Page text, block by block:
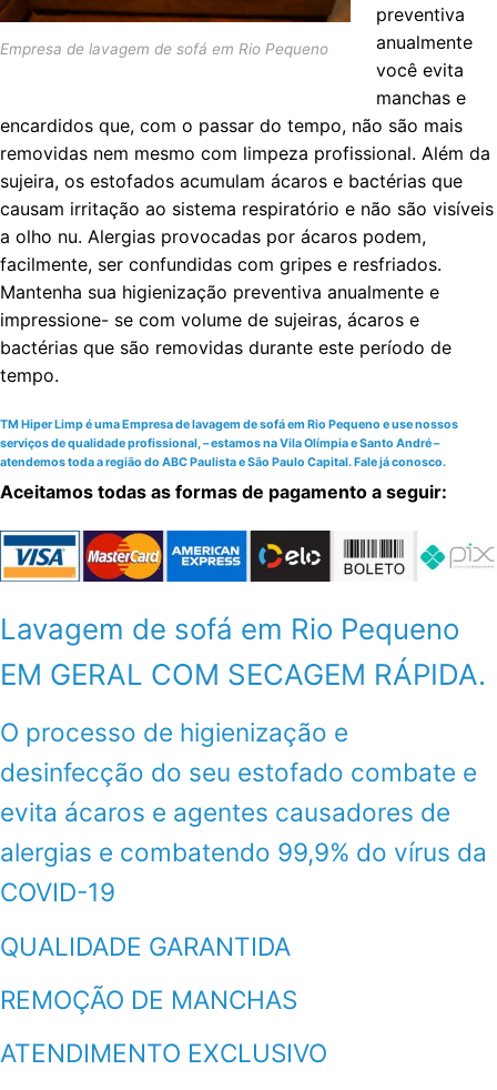
Empresa de lavagem de sofá em Rio Pequeno
preventiva
anualmente
você evita
manchas e
encardidos que, com o passar do tempo, não são mais
removidas nem mesmo com limpeza profissional. Além da
sujeira, os estofados acumulam ácaros e bactérias que
causam irritação ao sistema respiratório e não são visíveis
a olho nu. Alergias provocadas por ácaros podem,
facilmente, ser confundidas com gripes e resfriados.
Mantenha sua higienização preventiva anualmente e
impressione- se com volume de sujeiras, ácaros e
bactérias que são removidas durante este período de
tempo.
TM Hiper Limp é uma Empresa de lavagem de sofá em Rio Pequeno e use nossos
serviços de qualidade profissional, – estamos na Vila Olímpia e Santo André –
atendemos toda a região do ABC Paulista e São Paulo Capital. Fale já conosco.
Aceitamos todas as formas de pagamento a seguir:
Lavagem de sofá em Rio Pequeno
EM GERAL COM SECAGEM RÁPIDA.
O processo de higienização e
desinfecção do seu estofado combate e
evita ácaros e agentes causadores de
alergias e combatendo 99,9% do vírus da
COVID-19
QUALIDADE GARANTIDA
REMOÇÃO DE MANCHAS
ATENDIMENTO EXCLUSIVO